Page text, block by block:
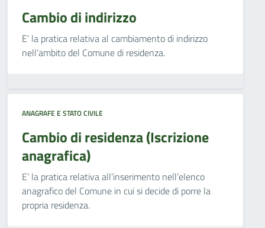
Cambio di indirizzo
E’ la pratica relativa al cambiamento di indirizzo
nell’ambito del Comune di residenza.
ANAGRAFE E STATO CIVILE
Cambio di residenza (Iscrizione
anagrafica)
E’ la pratica relativa all’inserimento nell’elenco
anagrafico del Comune in cui si decide di porre la
propria residenza.